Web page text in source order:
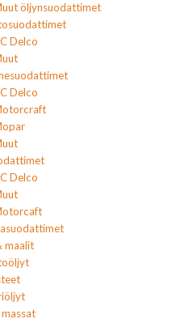
öljynsuodattimet
Delco
Delco
Delco
maalit